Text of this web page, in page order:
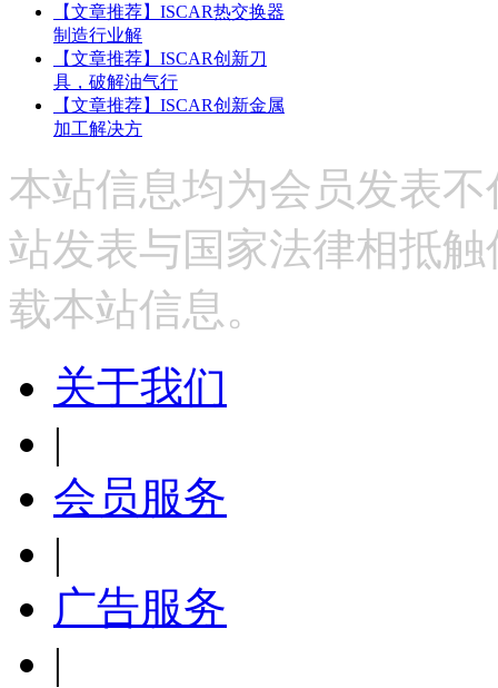
【文章推荐】ISCAR热交换器
制造行业解
【文章推荐】ISCAR创新刀
具，破解油气行
【文章推荐】ISCAR创新金属
加工解决方
本站信息均为会员发表
站发表与国家法律相抵
载本站信息。
关于我们
|
会员服务
|
广告服务
|